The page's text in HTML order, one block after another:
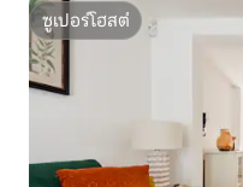
ซูเปอร์โฮสต์
ซูเปอร์โฮสต์